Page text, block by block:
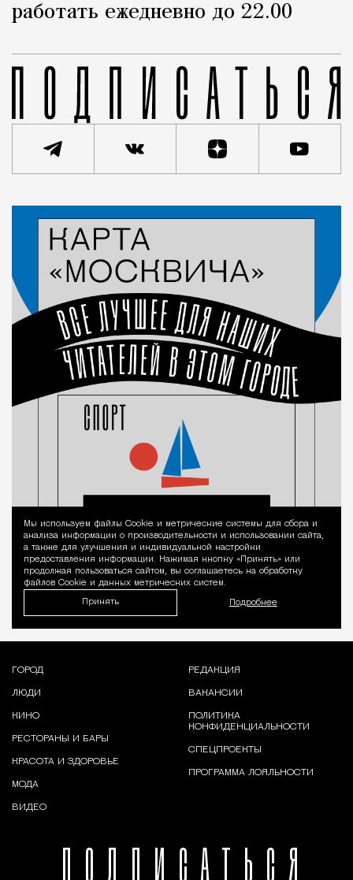
работать ежедневно до 22.00
Уведомление
Мы используем файлы Сookie и метрические системы для сбора и
анализа информации о производительности и использовании сайта,
а также для улучшения и индивидуальной настройки
предоставления информации. Нажимая кнопку «Принять» или
продолжая пользоваться сайтом, вы соглашаетесь на обработку
файлов Cookie и данных метрических систем.
Принять Подробнее
ПОДПИСАТЬСЯ
ГОРОД
ЛЮДИ
КИНО
РЕСТОРАНЫ И БАРЫ
КРАСОТА И ЗДОРОВЬЕ
МОДА
ВИДЕО
РЕДАКЦИЯ
ВАКАНСИИ
ПОЛИТИКА
КОНФИДЕНЦИАЛЬНОСТИ
СПЕЦПРОЕКТЫ
ПРОГРАММА ЛОЯЛЬНОСТИ